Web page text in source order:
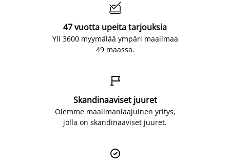

47 vuotta upeita tarjouksia
Yli 3600 myymälää ympäri maailmaa
49 maassa.

Skandinaaviset juuret
Olemme maailmanlaajuinen yritys,
jolla on skandinaaviset juuret.
